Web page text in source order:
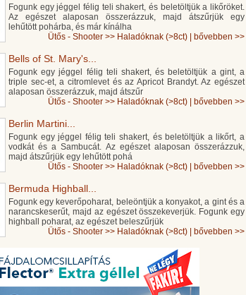
Fogunk egy jéggel félig teli shakert, és beletöltjük a likőröket.
Az egészet alaposan összerázzuk, majd átszűrjük egy
lehűtött pohárba, és már kínálha
Ütős - Shooter >> Haladóknak (>8ct) bővebben >>
Bells of St. Mary's...
Fogunk egy jéggel félig teli shakert, és beletöltjük a gint, a
triple sec-et, a citromlevet és az Apricot Brandyt. Az egészet
alaposan összerázzuk, majd átszűr
Ütős - Shooter >> Haladóknak (>8ct) bővebben >>
Berlin Martini...
Fogunk egy jéggel félig teli shakert, és beletöltjük a likőrt, a
vodkát és a Sambucát. Az egészet alaposan összerázzuk,
majd átszűrjük egy lehűtött pohá
Ütős - Shooter >> Haladóknak (>8ct) bővebben >>
Bermuda Highball...
Fogunk egy keverőpoharat, beleöntjük a konyakot, a gint és a
narancskeserűt, majd az egészet összekeverjük. Fogunk egy
highball poharat, az egészet beleszűrjük
Ütős - Shooter >> Haladóknak (>8ct) bővebben >>